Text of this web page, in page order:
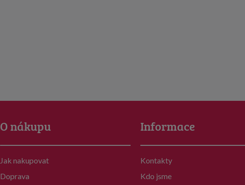
O nákupu
Jak nakupovat
Doprava
Informace
Kontakty
Kdo jsme